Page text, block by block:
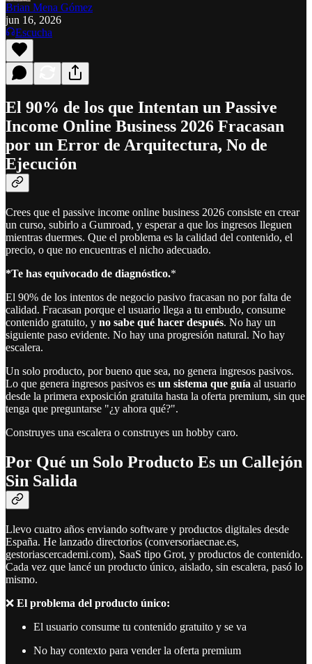
Brian Mena Gómez
jun 16, 2026
Escucha
El 90% de los que Intentan un Passive
Income Online Business 2026 Fracasan
por un Error de Arquitectura, No de
Ejecución
Crees que el passive income online business 2026 consiste en crear
un curso, subirlo a Gumroad, y esperar a que los ingresos lleguen
mientras duermes. Que el problema es la calidad del contenido, el
precio, o que no encuentras el nicho adecuado.
*Te has equivocado de diagnóstico.*
El 90% de los intentos de negocio pasivo fracasan no por falta de
calidad. Fracasan porque el usuario llega a tu embudo, consume
contenido gratuito, y no sabe qué hacer después. No hay un
siguiente paso evidente. No hay una progresión natural. No hay
escalera.
Un solo producto, por bueno que sea, no genera ingresos pasivos.
Lo que genera ingresos pasivos es un sistema que guía al usuario
desde la primera exposición gratuita hasta la oferta premium, sin que
tenga que preguntarse "¿y ahora qué?".
Construyes una escalera o construyes un hobby caro.
Por Qué un Solo Producto Es un Callejón
Sin Salida
Llevo cuatro años enviando software y productos digitales desde
España. He lanzado directorios (conversoriaecnae.es,
gestoriascercademi.com), SaaS tipo Grot, y productos de contenido.
Cada vez que lancé un producto único, aislado, sin escalera, pasó lo
mismo.
❌ El problema del producto único:
El usuario consume tu contenido gratuito y se va
No hay contexto para vender la oferta premium